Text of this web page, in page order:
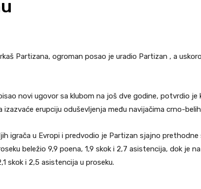
Partizana, ogroman posao je uradio Partizan , a
novi ugovor sa klubom na još dve godine, potvrdio je
izazvaće erupciju oduševljenja među navijačima crno-
igrača u Evropi i predvodio je Partizan sjajno prethodne
beležio 9,9 poena, 1,9 skok i 2,7 asistencija, dok je
skok i 2,5 asistencija u proseku.